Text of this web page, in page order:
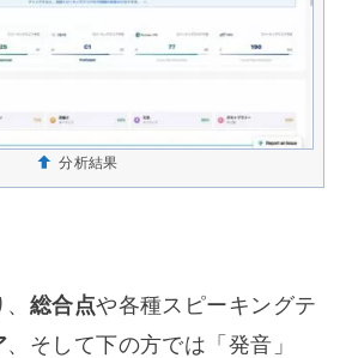
分析結果
総合点や各種スピーキングテ
、そして下の方では「発音」